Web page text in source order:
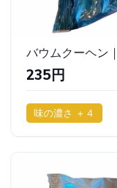
235円
味の濃さ ＋４